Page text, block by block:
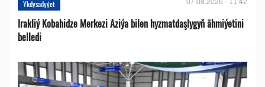
Ykdysadyýet
Irakliý Kobahidze Merkezi Aziýa bilen hyzmatdaşlygyň ähmiýetini
belledi